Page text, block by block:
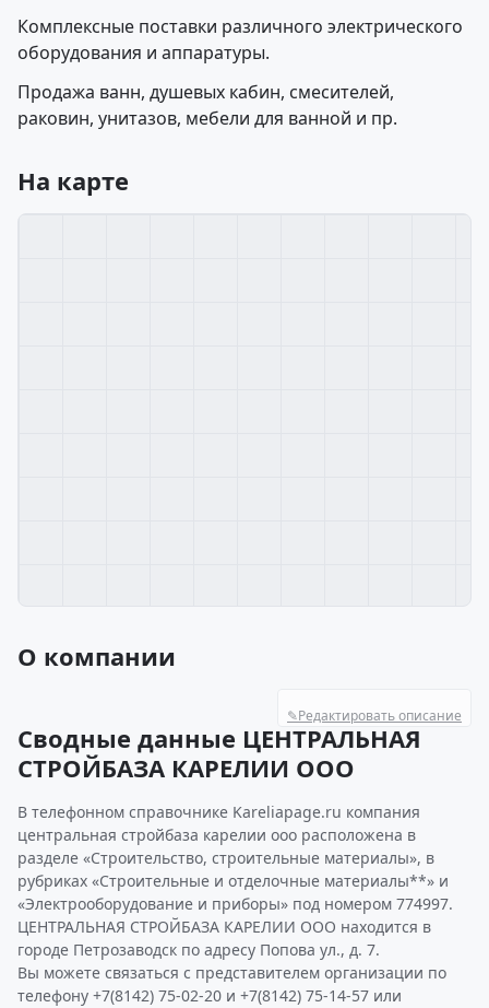
Комплексные поставки различного электрического
оборудования и аппаратуры.
Продажа ванн, душевых кабин, смесителей,
раковин, унитазов, мебели для ванной и пр.
На карте
О компании
✎Редактировать описание
Сводные данные ЦЕНТРАЛЬНАЯ
СТРОЙБАЗА КАРЕЛИИ ООО
В телефонном справочнике Kareliapage.ru компания
центральная стройбаза карелии ооо расположена в
разделе «Строительство, строительные материалы», в
рубриках «Строительные и отделочные материалы**» и
«Электрооборудование и приборы» под номером 774997.
ЦЕНТРАЛЬНАЯ СТРОЙБАЗА КАРЕЛИИ ООО находится в
городе Петрозаводск по адресу Попова ул., д. 7.
Вы можете связаться с представителем организации по
телефону +7(8142) 75-02-20 и +7(8142) 75-14-57 или